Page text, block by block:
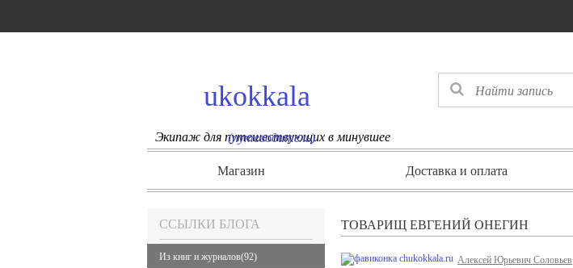
ukokkala
Экипаж для путешествующих в минувшее
(путеводитель)
Магазин Доставка и оплата
ССЫЛКИ БЛОГА
Из книг и журналов(92)
ТОВАРИЩ ЕВГЕНИЙ ОНЕГИН
Алексей Юрьевич Соловьев